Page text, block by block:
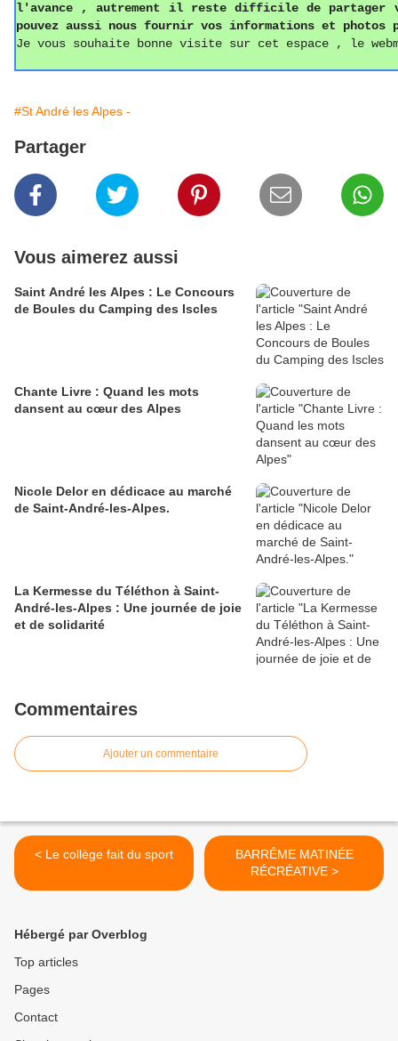
l'avance , autrement il reste difficile de
pouvez aussi nous fournir vos informations et photos
Je vous souhaite bonne visite sur cet espace , le
#St André les Alpes -
Partager
Vous aimerez aussi
Saint André les Alpes : Le Concours
de Boules du Camping des Iscles
Chante Livre : Quand les mots
dansent au cœur des Alpes
Nicole Delor en dédicace au marché
de Saint-André-les-Alpes.
La Kermesse du Téléthon à Saint-
André-les-Alpes : Une journée de joie
et de solidarité
Commentaires
Ajouter un commentaire
< Le collège fait du sport
BARRÊME MATINÉE
RÉCRÉATIVE >
Hébergé par Overblog
Top articles
Pages
Contact